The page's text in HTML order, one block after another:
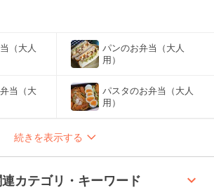
（大人
パンのお弁当（大人
用）
当（大
パスタのお弁当（大人
用）
続きを表示する
カテゴリ・キーワード keyboard_arrow_up